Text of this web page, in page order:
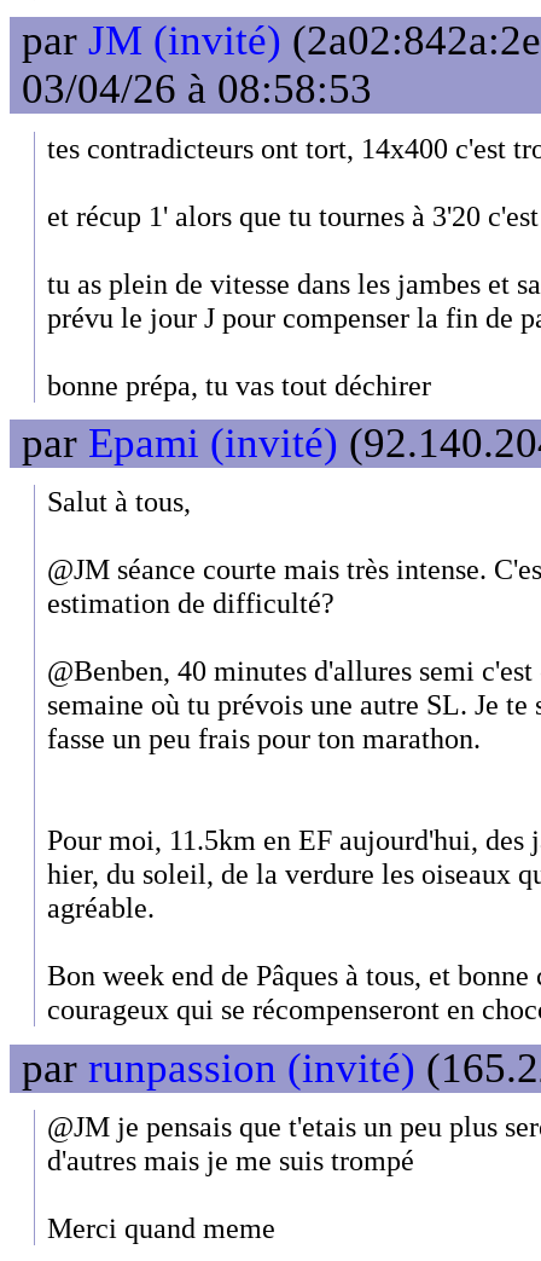
par JM (invité)
03/04/26 à 08:58:53
tes contradicteurs ont tort, 14x400 c'est
et récup 1' alors que tu tournes à 3'20
tu as plein de vitesse dans les jambes et
prévu le jour J pour compenser la fin de
bonne prépa, tu vas tout déchirer
par Epami (invité)
Salut à tous,
@JM séance courte mais très intense.
estimation de difficulté?
@Benben, 40 minutes d'allures semi
semaine où tu prévois une autre SL. Je
fasse un peu frais pour ton marathon.
Pour moi, 11.5km en EF aujourd'hui, des
hier, du soleil, de la verdure les oiseaux
agréable.
Bon week end de Pâques à tous, et
courageux qui se récompenseront en
par runpassion (invité)
@JM je pensais que t'etais un peu plus
d'autres mais je me suis trompé
Merci quand meme